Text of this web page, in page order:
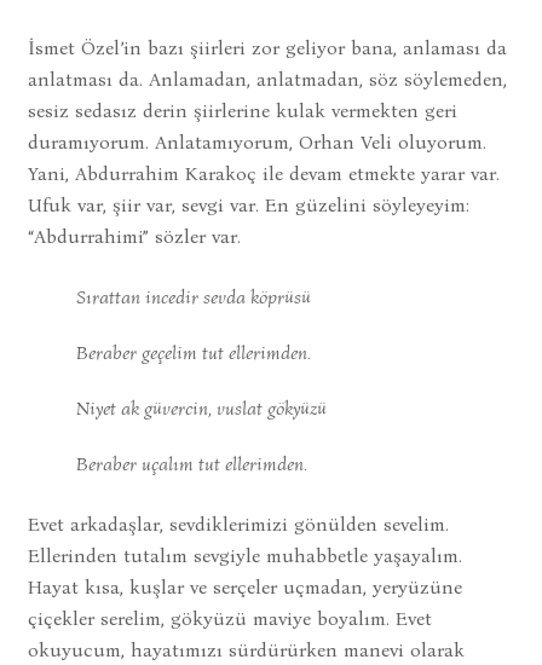
İsmet Özel’in bazı şiirleri zor geliyor bana, anlaması da
anlatması da. Anlamadan, anlatmadan, söz söylemeden,
sesiz sedasız derin şiirlerine kulak vermekten geri
duramıyorum. Anlatamıyorum, Orhan Veli oluyorum.
Yani, Abdurrahim Karakoç ile devam etmekte yarar var.
Ufuk var, şiir var, sevgi var. En güzelini söyleyeyim:
“Abdurrahimi” sözler var.
Sırattan incedir sevda köprüsü
Beraber geçelim tut ellerimden.
Niyet ak güvercin, vuslat gökyüzü
Beraber uçalım tut ellerimden.
Evet arkadaşlar, sevdiklerimizi gönülden sevelim.
Ellerinden tutalım sevgiyle muhabbetle yaşayalım.
Hayat kısa, kuşlar ve serçeler uçmadan, yeryüzüne
çiçekler serelim, gökyüzü maviye boyalım. Evet
okuyucum, hayatımızı sürdürürken manevi olarak